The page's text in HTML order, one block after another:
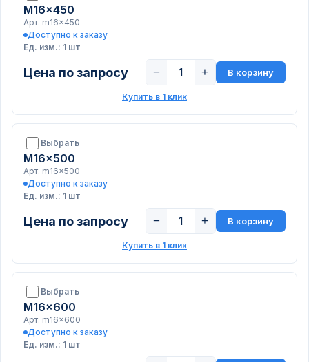
M16x450
Арт. m16x450
Доступно к заказу
Ед. изм.: 1 шт
Цена по запросу − + В корзину
Купить в 1 клик
Выбрать
M16x500
Арт. m16x500
Доступно к заказу
Ед. изм.: 1 шт
Цена по запросу − + В корзину
Купить в 1 клик
Выбрать
M16x600
Арт. m16x600
Доступно к заказу
Ед. изм.: 1 шт